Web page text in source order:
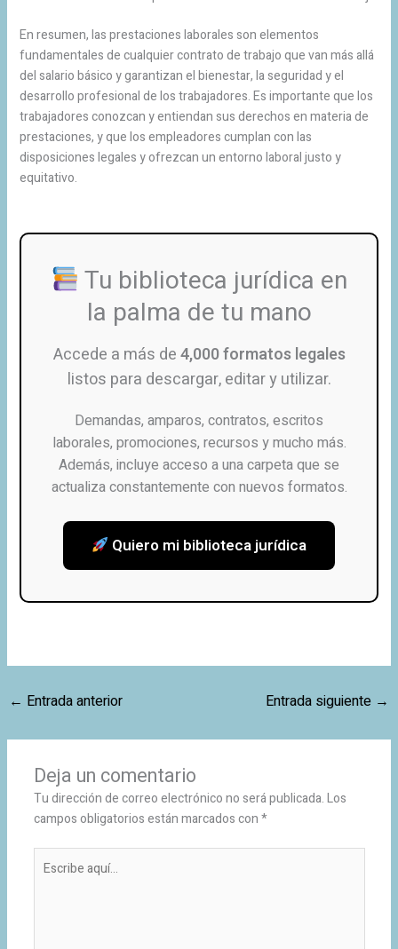
En resumen, las prestaciones laborales son elementos
fundamentales de cualquier contrato de trabajo que van más allá
del salario básico y garantizan el bienestar, la seguridad y el
desarrollo profesional de los trabajadores. Es importante que los
trabajadores conozcan y entiendan sus derechos en materia de
prestaciones, y que los empleadores cumplan con las
disposiciones legales y ofrezcan un entorno laboral justo y
equitativo.
Tu biblioteca jurídica en
la palma de tu mano
Accede a más de4,000 formatos legales
listos para descargar, editar y utilizar.
Demandas, amparos, contratos, escritos
laborales, promociones, recursos y mucho más.
Además, incluye acceso a una carpeta que se
actualiza constantemente con nuevos formatos.
Quiero mi biblioteca jurídica
← Entrada anterior Entrada siguiente →
Deja un comentario
Tu dirección de correo electrónico no será publicada.Los
campos obligatorios están marcados con*
aquí...